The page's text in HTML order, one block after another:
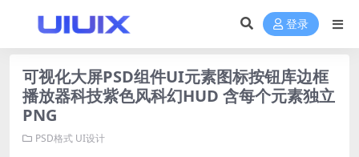
登录
可视化大屏PSD组件UI元素图标按钮库边框
播放器科技紫色风科幻HUD 含每个元素独立
PNG
PSD格式 UI设计